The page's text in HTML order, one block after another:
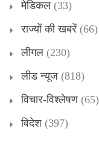
मेडिकल (33)
राज्यों की खबरें (66)
लीगल (230)
लीड न्यूज (818)
विचार-विश्लेषण(65)
विदेश (397)